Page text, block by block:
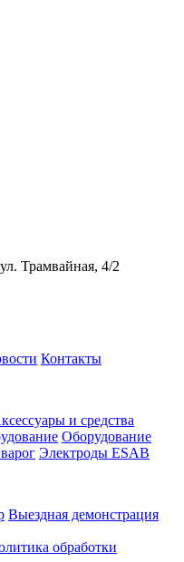
Трамвайная, 4/2
Контакты
и средства
Оборудование
Электроды ESAB
Выездная демонстрация
обработки